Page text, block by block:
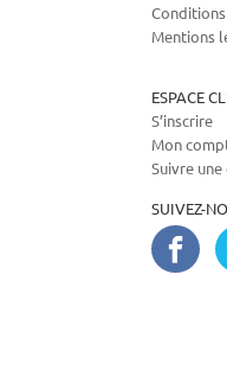
Mentions
ESPACE
S’inscrire
Mon
Suivre
SUIVEZ-